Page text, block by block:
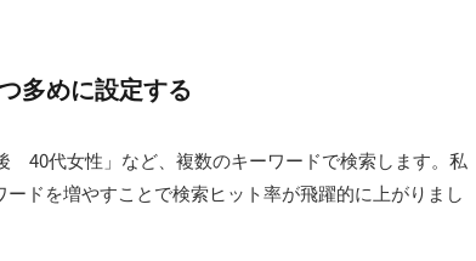
多めに設定する
代女性」など、複数のキーワードで検索します。私
ドを増やすことで検索ヒット率が飛躍的に上がりまし